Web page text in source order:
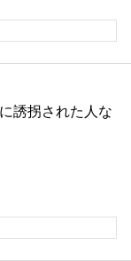
誘拐された人な